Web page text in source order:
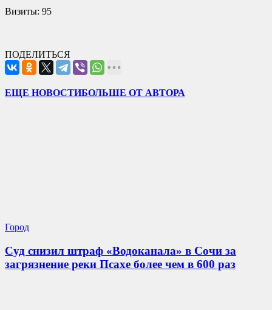
Визиты: 95
ПОДЕЛИТЬСЯ
ЕЩЕ НОВОСТИБОЛЬШЕ ОТ АВТОРА
Город
Суд снизил штраф «Водоканала» в Сочи за
загрязнение реки Псахе более чем в 600 раз